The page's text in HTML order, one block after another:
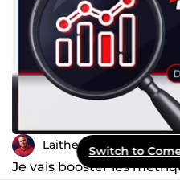
Laithe
Je vais booster les
Switch to